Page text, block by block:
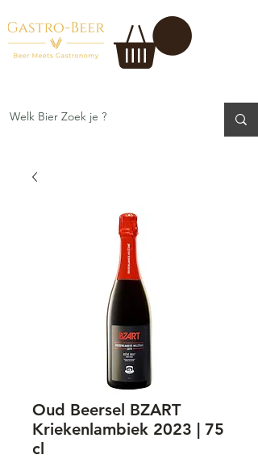
Oud Beersel BZART
Kriekenlambiek 2023 | 75
cl